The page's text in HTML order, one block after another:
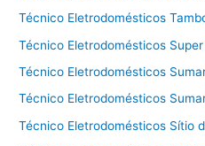
Técnico Eletrodomésticos
Técnico Eletrodomésticos
Técnico Eletrodomésticos
Técnico Eletrodomésticos
Técnico Eletrodomésticos Sítio